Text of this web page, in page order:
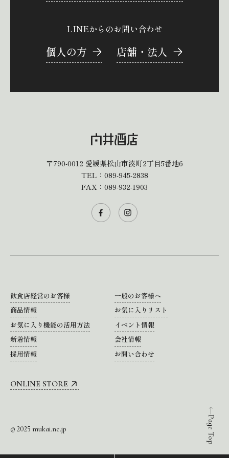
Page Top
LINEからのお問い合わせ
個人の方 店舗・法人
〒790-0012 愛媛県松山市湊町2丁目5番地6
TEL： 089-945-2838
FAX：089-932-1903
飲食店経営のお客様
一般のお客様へ
商品情報
お気に入りリスト
お気に入り機能の活用方法
イベント情報
新着情報
会社情報
採用情報
お問い合わせ
ONLINE STORE
© 2025 mukai.ne.jp